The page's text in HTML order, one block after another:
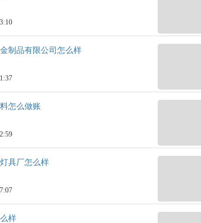
制品有限公司怎么样
怎么做账
具厂怎么样
样